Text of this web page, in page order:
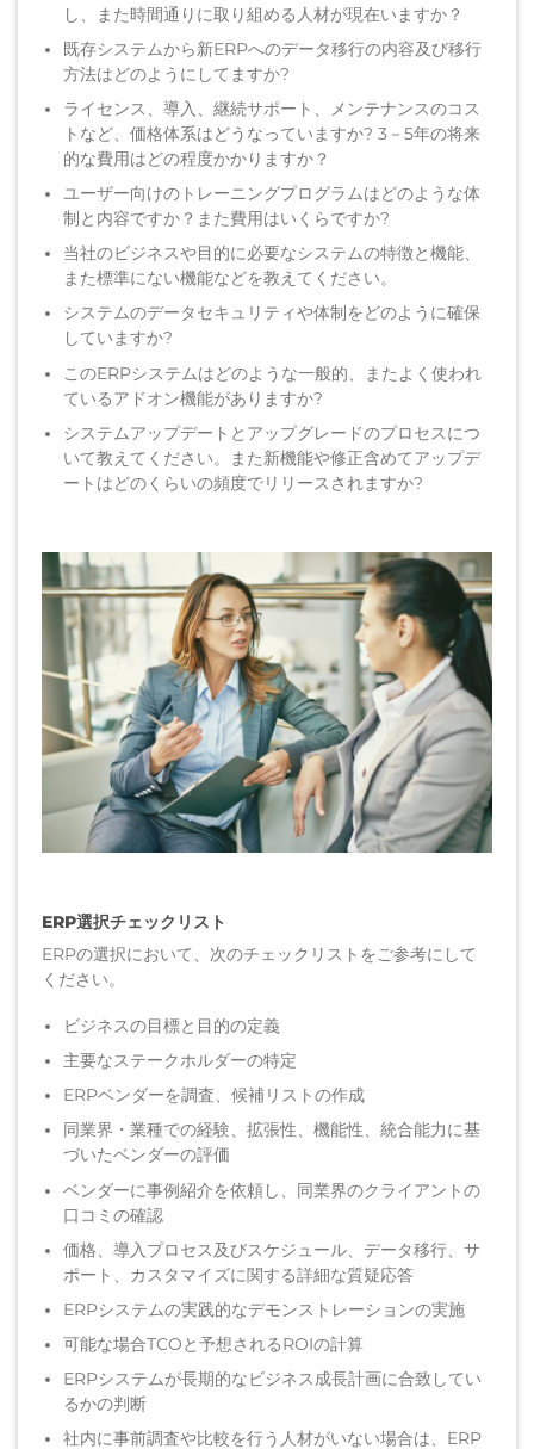
し、また時間通りに取り組める人材が現在いますか？
既存システムから新ERPへのデータ移行の内容及び移行
方法はどのようにしてますか?
ライセンス、導入、継続サポート、メンテナンスのコス
トなど、価格体系はどうなっていますか? 3－5年の将来
的な費用はどの程度かかりますか？
ユーザー向けのトレーニングプログラムはどのような体
制と内容ですか？また費用はいくらですか?
当社のビジネスや目的に必要なシステムの特徴と機能、
また標準にない機能などを教えてください。
システムのデータセキュリティや体制をどのように確保
していますか?
このERPシステムはどのような一般的、またよく使われ
ているアドオン機能がありますか?
システムアップデートとアップグレードのプロセスにつ
いて教えてください。また新機能や修正含めてアップデ
ートはどのくらいの頻度でリリースされますか?
ERP選択チェックリスト
ERPの選択において、次のチェックリストをご参考にして
ください。
ビジネスの目標と目的の定義
主要なステークホルダーの特定
ERPベンダーを調査、候補リストの作成
同業界・業種での経験、拡張性、機能性、統合能力に基
づいたベンダーの評価
ベンダーに事例紹介を依頼し、同業界のクライアントの
口コミの確認
価格、導入プロセス及びスケジュール、データ移行、サ
ポート、カスタマイズに関する詳細な質疑応答
ERPシステムの実践的なデモンストレーションの実施
可能な場合TCOと予想されるROIの計算
ERPシステムが長期的なビジネス成長計画に合致してい
るかの判断
社内に事前調査や比較を行う人材がいない場合は、ERP